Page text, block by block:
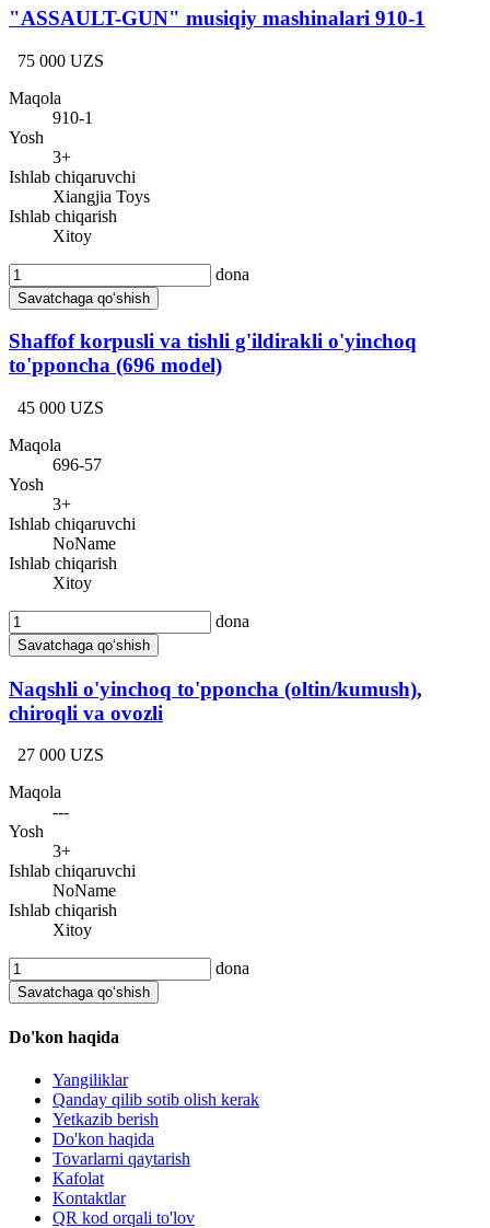
"ASSAULT-GUN" musiqiy mashinalari 910-1
75 000 UZS
Maqola
910-1
Yosh
3+
Ishlab chiqaruvchi
Xiangjia Toys
Ishlab chiqarish
Xitoy
dona
Savatchaga qo‘shish
Shaffof korpusli va tishli g'ildirakli o'yinchoq
to'pponcha (696 model)
45 000 UZS
Maqola
696-57
Yosh
3+
Ishlab chiqaruvchi
NoName
Ishlab chiqarish
Xitoy
dona
Savatchaga qo‘shish
Naqshli o'yinchoq to'pponcha (oltin/kumush),
chiroqli va ovozli
27 000 UZS
Maqola
---
Yosh
3+
Ishlab chiqaruvchi
NoName
Ishlab chiqarish
Xitoy
dona
Savatchaga qo‘shish
Do'kon haqida
Yangiliklar
Qanday qilib sotib olish kerak
Yetkazib berish
Do'kon haqida
Tovarlarni qaytarish
Kafolat
Kontaktlar
QR kod orqali to'lov